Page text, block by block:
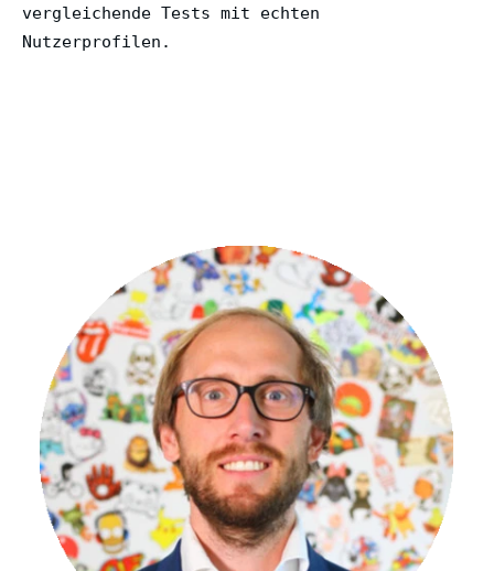
vergleichende Tests mit echten
Nutzerprofilen.